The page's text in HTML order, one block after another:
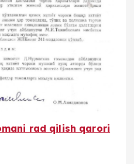
rad qilish qarori